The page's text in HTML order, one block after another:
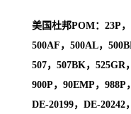
美国杜邦POM：23P，
500AF，500AL，
507，507BK，525GR
900P，90EMP，988P
DE-20199，DE-20242